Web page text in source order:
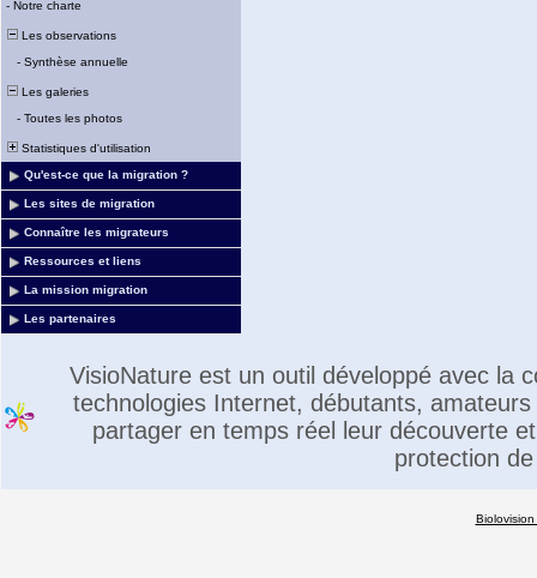
- Notre charte
Les observations
- Synthèse annuelle
Les galeries
- Toutes les photos
Statistiques d'utilisation
Qu'est-ce que la migration ?
Les sites de migration
Connaître les migrateurs
Ressources et liens
La mission migration
Les partenaires
VisioNature est un outil développé avec la
technologies Internet, débutants,
partager en temps réel leur découverte
protection
Biolovision